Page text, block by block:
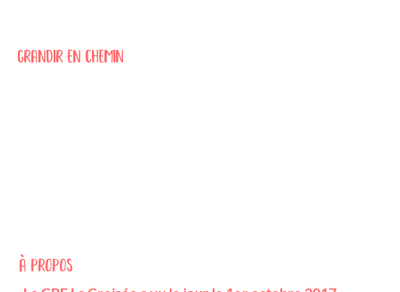
À PROPOS
GRANDIR EN CHEMIN